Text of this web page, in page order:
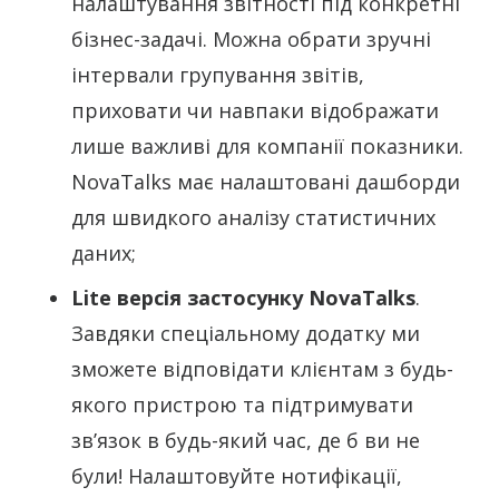
бізнес-задачі. Можна обрати зручні
інтервали групування звітів,
приховати чи навпаки відображати
лише важливі для компанії показники.
NovaTalks має налаштовані дашборди
для швидкого аналізу статистичних
даних;
Lite версія застосунку NovaTalks.
Завдяки спеціальному додатку ми
зможете відповідати клієнтам з будь-
якого пристрою та підтримувати
зв’язок в будь-який час, де б ви не
були! Налаштовуйте нотифікації,